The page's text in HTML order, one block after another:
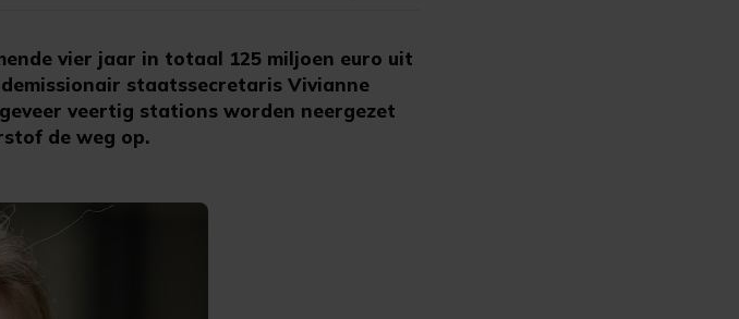
vier jaar in totaal 125 miljoen euro uit
staatssecretaris Vivianne
veertig stations worden neergezet
de weg op.